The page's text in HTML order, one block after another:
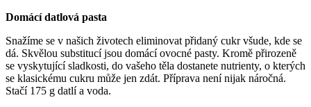
Domácí datlová pasta
Snažíme se v našich životech eliminovat přidaný cukr všude, kde se
dá. Skvělou substitucí jsou domácí ovocné pasty. Kromě přirozeně
se vyskytující sladkosti, do vašeho těla dostanete nutrienty, o kterých
se klasickému cukru může jen zdát. Příprava není nijak náročná.
Stačí 175 g datlí a voda.